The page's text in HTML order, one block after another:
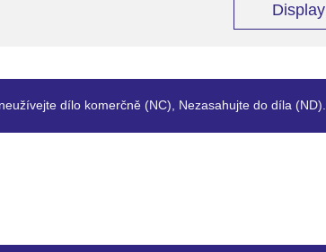
Display
dílo komerčně (NC), Nezasahujte do díla (ND).